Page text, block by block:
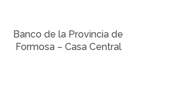
Banco de la Provincia de
Formosa – Casa Central